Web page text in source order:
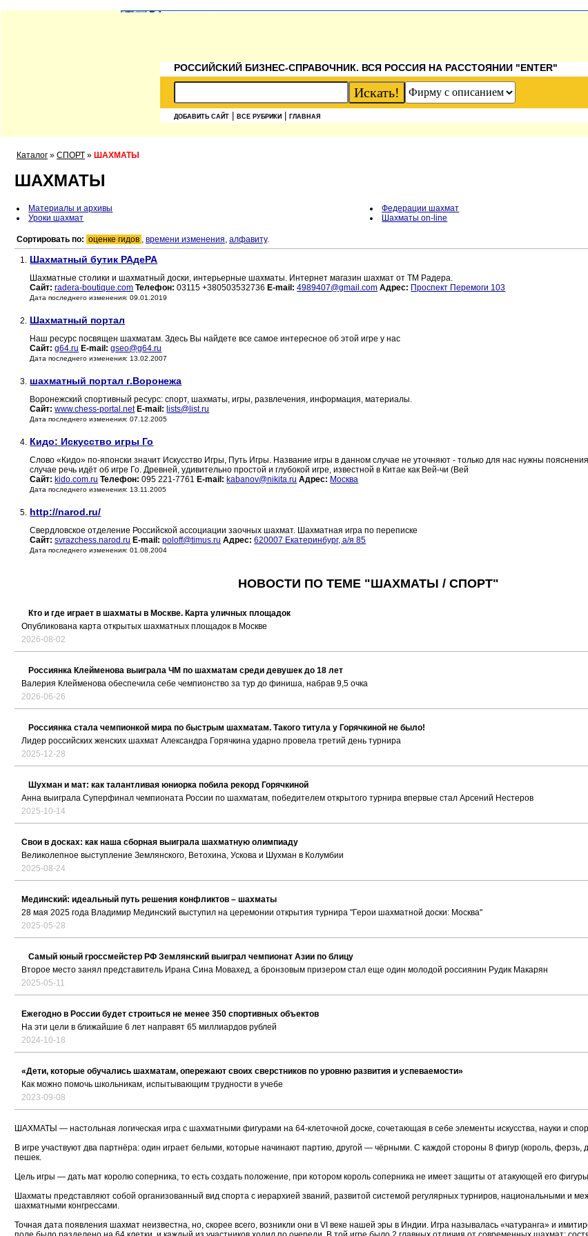
РОССИЙСКИЙ БИЗНЕС-СПРАВОЧНИК. ВСЯ РОССИЯ НА РАССТОЯНИИ "ENTER"
ДОБАВИТЬ САЙТ ВСЕ РУБРИКИ ГЛАВНАЯ
Каталог » СПОРТ » ШАХМАТЫ
ШАХМАТЫ
Материалы и архивы
Уроки шахмат
Федерации шахмат
Шахматы on-line
Сортировать по: оценке гидов , времени изменения, алфавиту.
1. Шахматный бутик РАдеРА
Шахматные столики и шахматный доски, интерьерные шахматы. Интернет магазин шахмат от ТМ Радера.
Сайт: radera-boutique.com Телефон: 03115 +380503532736 E-mail: 4989407@gmail.com Адрес: Проспект Перемоги 103
Дата последнего изменения: 09.01.2019
2. Шахматный портал
Наш ресурс посвящен шахматам. Здесь Вы найдете все самое интересное об этой игре у нас
Сайт: g64.ru E-mail: gseo@g64.ru
Дата последнего изменения: 13.02.2007
3. шахматный портал г.Воронежа
Воронежский спортивный ресурс: спорт, шахматы, игры, развлечения, информация, материалы.
Сайт: www.chess-portal.net E-mail: lists@list.ru
Дата последнего изменения: 07.12.2005
4. Кидо: Искусство игры Го
Слово «Кидо» по-японски значит Искусство Игры, Путь Игры. Название игры в данном случае не уточняют - только для нас нужны
случае речь идёт об игре Го. Древней, удивительно простой и глубокой игре, известной в Китае как Вей-чи (Вей
Сайт: kido.com.ru Телефон: 095 221-7761 E-mail: kabanov@nikita.ru Адрес: Москва
Дата последнего изменения: 13.11.2005
5. http://narod.ru/
Свердловское отделение Российской ассоциации заочных шахмат. Шахматная игра по переписке
Сайт: svrazchess.narod.ru E-mail: poloff@timus.ru Адрес: 620007 Екатеринбург, а/я 85
Дата последнего изменения: 01.08.2004
НОВОСТИ ПО ТЕМЕ "ШАХМАТЫ / СПОРТ"
Кто и где играет в шахматы в Москве. Карта уличных площадок
Опубликована карта открытых шахматных площадок в Москве
2026-08-02
Россиянка Клейменова выиграла ЧМ по шахматам среди девушек до 18 лет
Валерия Клейменова обеспечила себе чемпионство за тур до финиша, набрав 9,5 очка
2026-06-26
Россиянка стала чемпионкой мира по быстрым шахматам. Такого титула у Горячкиной не было!
Лидер российских женских шахмат Александра Горячкина ударно провела третий день турнира
2025-12-28
Шухман и мат: как талантливая юниорка побила рекорд Горячкиной
Анна выиграла Суперфинал чемпионата России по шахматам, победителем открытого турнира впервые стал Арсений Нестеров
2025-10-14
Свои в досках: как наша сборная выиграла шахматную олимпиаду
Великолепное выступление Землянского, Ветохина, Ускова и Шухман в Колумбии
2025-08-24
Мединский: идеальный путь решения конфликтов – шахматы
28 мая 2025 года Владимир Мединский выступил на церемонии открытия турнира "Герои шахматной доски: Москва"
2025-05-28
Самый юный гроссмейстер РФ Землянский выиграл чемпионат Азии по блицу
Второе место занял представитель Ирана Сина Мовахед, а бронзовым призером стал еще один молодой россиянин Рудик Макарян
2025-05-11
Ежегодно в России будет строиться не менее 350 спортивных объектов
На эти цели в ближайшие 6 лет направят 65 миллиардов рублей
2024-10-18
«Дети, которые обучались шахматам, опережают своих сверстников по уровню развития и успеваемости»
Как можно помочь школьникам, испытывающим трудности в учебе
2023-09-08
ШАХМАТЫ — настольная логическая игра с шахматными фигурами на 64-клеточной доске, сочетающая в себе элементы искусства, науки и
В игре участвуют два партнёра: один играет белыми, которые начинают партию, другой — чёрными. С каждой стороны 8 фигур (король, ферзь,
пешек.
Цель игры — дать мат королю соперника, то есть создать положение, при котором король соперника не имеет защиты от атакующей его
Шахматы представляют собой организованный вид спорта с иерархией званий, развитой системой регулярных турниров, национальными и
шахматными конгрессами.
Точная дата появления шахмат неизвестна, но, скорее всего, возникли они в VI веке нашей эры в Индии. Игра называлась «чатуранга» и